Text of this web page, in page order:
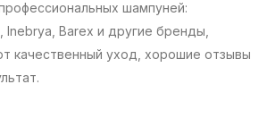
шампуней:
Inebrya, Barex и другие бренды,
качественный уход, хорошие отзывы